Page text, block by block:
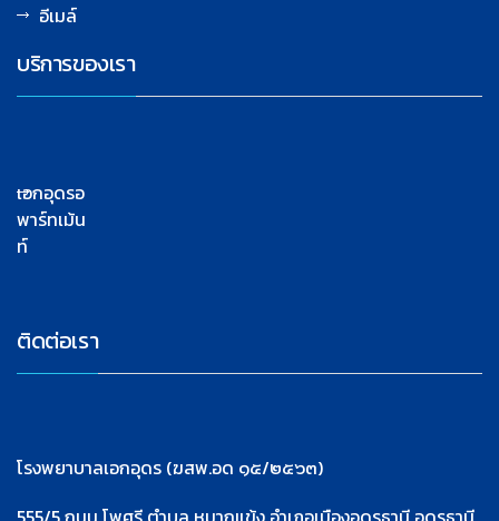
อีเมล์
บริการของเรา
เอกอุดรอ
พาร์ทเม้น
ท์
ติดต่อเรา
โรงพยาบาลเอกอุดร (ฆสพ.อด ๑๕/๒๕๖๓)